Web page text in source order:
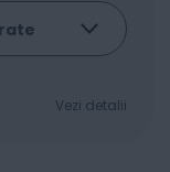
Vezi detalii